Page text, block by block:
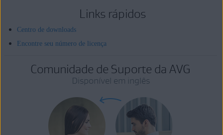
Links rápidos
Centro de downloads
Encontre seu número de licença
Comunidade de Suporte da AVG
Disponível em inglês